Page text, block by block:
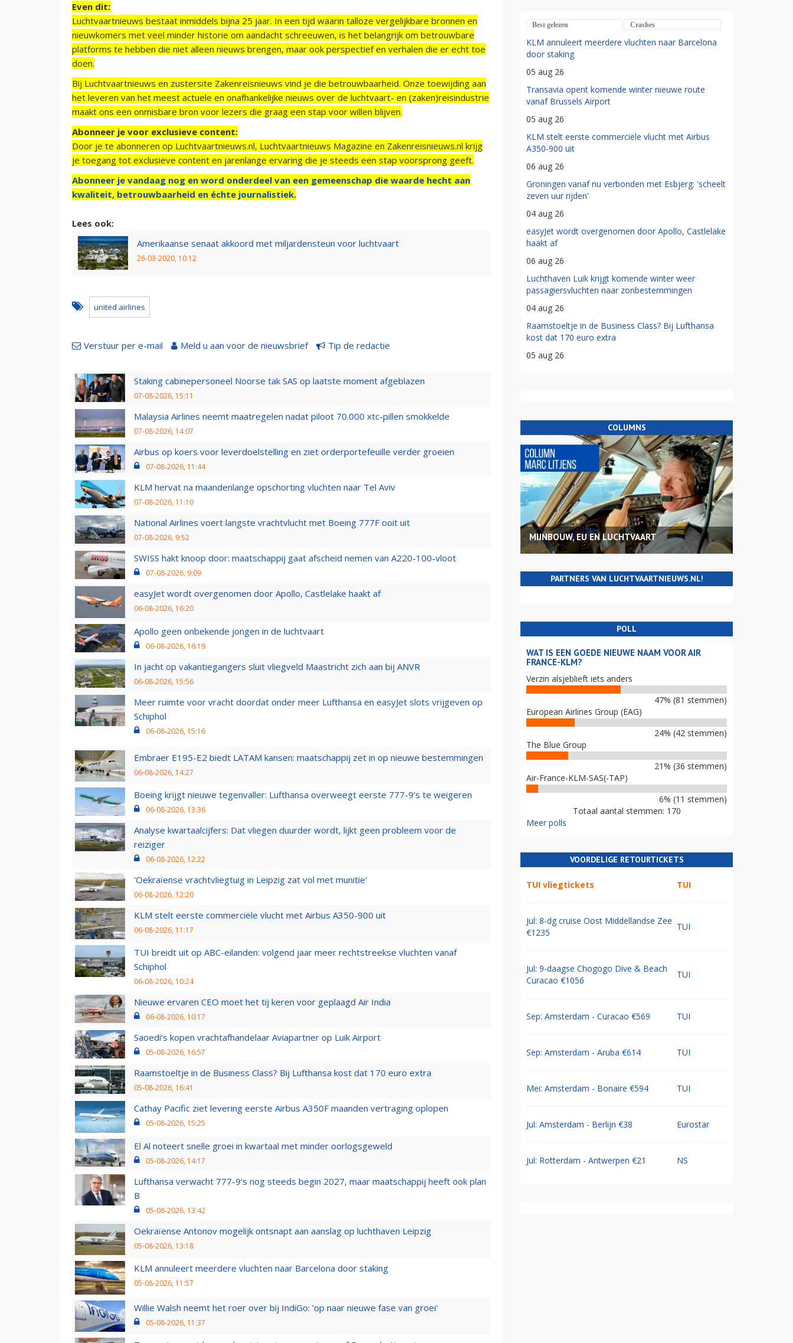
Even dit:
Luchtvaartnieuws bestaat inmiddels bijna 25 jaar. In een tijd waarin talloze vergelijkbare bronnen en
nieuwkomers met veel minder historie om aandacht schreeuwen, is het belangrijk om betrouwbare
platforms te hebben die niet alleen nieuws brengen, maar ook perspectief en verhalen die er echt toe
doen.
Bij Luchtvaartnieuws en zustersite Zakenreisnieuws vind je die betrouwbaarheid. Onze toewijding aan
het leveren van het meest actuele en onafhankelijke nieuws over de luchtvaart- en (zaken)reisindustrie
maakt ons een onmisbare bron voor lezers die graag een stap voor willen blijven.
Abonneer je voor exclusieve content:
Door je te abonneren op Luchtvaartnieuws.nl, Luchtvaartnieuws Magazine en Zakenreisnieuws.nl krijg
je toegang tot exclusieve content en jarenlange ervaring die je steeds een stap voorsprong geeft.
Abonneer je vandaag nog en word onderdeel van een gemeenschap die waarde hecht aan
kwaliteit, betrouwbaarheid en échte journalistiek.
Lees ook:
Amerikaanse senaat akkoord met miljardensteun voor luchtvaart
26-03-2020, 10:12
united airlines
Verstuur per e-mail Meld u aan voor de nieuwsbrief Tip de redactie
Staking cabinepersoneel Noorse tak SAS op laatste moment afgeblazen
07-08-2026, 15:11
Malaysia Airlines neemt maatregelen nadat piloot 70.000 xtc-pillen smokkelde
07-08-2026, 14:07
Airbus op koers voor leverdoelstelling en ziet orderportefeuille verder groeien
07-08-2026, 11:44
KLM hervat na maandenlange opschorting vluchten naar Tel Aviv
07-08-2026, 11:10
National Airlines voert langste vrachtvlucht met Boeing 777F ooit uit
07-08-2026, 9:52
SWISS hakt knoop door: maatschappij gaat afscheid nemen van A220-100-vloot
07-08-2026, 9:09
easyJet wordt overgenomen door Apollo, Castlelake haakt af
06-08-2026, 16:20
Apollo geen onbekende jongen in de luchtvaart
06-08-2026, 16:19
In jacht op vakantiegangers sluit vliegveld Maastricht zich aan bij ANVR
06-08-2026, 15:56
Meer ruimte voor vracht doordat onder meer Lufthansa en easyJet slots vrijgeven op
Schiphol
06-08-2026, 15:16
Embraer E195-E2 biedt LATAM kansen: maatschappij zet in op nieuwe bestemmingen
06-08-2026, 14:27
Boeing krijgt nieuwe tegenvaller: Lufthansa overweegt eerste 777-9’s te weigeren
06-08-2026, 13:36
Analyse kwartaalcijfers: Dat vliegen duurder wordt, lijkt geen probleem voor de
reiziger
06-08-2026, 12:22
'Oekraïense vrachtvliegtuig in Leipzig zat vol met munitie'
06-08-2026, 12:20
KLM stelt eerste commerciële vlucht met Airbus A350-900 uit
06-08-2026, 11:17
TUI breidt uit op ABC-eilanden: volgend jaar meer rechtstreekse vluchten vanaf
Schiphol
06-08-2026, 10:24
Nieuwe ervaren CEO moet het tij keren voor geplaagd Air India
06-08-2026, 10:17
Saoedi’s kopen vrachtafhandelaar Aviapartner op Luik Airport
05-08-2026, 16:57
Raamstoeltje in de Business Class? Bij Lufthansa kost dat 170 euro extra
05-08-2026, 16:41
Cathay Pacific ziet levering eerste Airbus A350F maanden vertraging oplopen
05-08-2026, 15:25
El Al noteert snelle groei in kwartaal met minder oorlogsgeweld
05-08-2026, 14:17
Lufthansa verwacht 777-9’s nog steeds begin 2027, maar maatschappij heeft ook plan
B
05-08-2026, 13:42
Oekraïense Antonov mogelijk ontsnapt aan aanslag op luchthaven Leipzig
05-08-2026, 13:18
KLM annuleert meerdere vluchten naar Barcelona door staking
05-08-2026, 11:57
Willie Walsh neemt het roer over bij IndiGo: 'op naar nieuwe fase van groei'
05-08-2026, 11:37
Best gelezen Crashes
KLM annuleert meerdere vluchten naar Barcelona
door staking
05 aug 26
Transavia opent komende winter nieuwe route
vanaf Brussels Airport
05 aug 26
KLM stelt eerste commerciële vlucht met Airbus
A350-900 uit
06 aug 26
Groningen vanaf nu verbonden met Esbjerg: 'scheelt
zeven uur rijden'
04 aug 26
easyJet wordt overgenomen door Apollo, Castlelake
haakt af
06 aug 26
Luchthaven Luik krijgt komende winter weer
passagiersvluchten naar zonbestemmingen
04 aug 26
Raamstoeltje in de Business Class? Bij Lufthansa
kost dat 170 euro extra
05 aug 26
COLUMNS
MIJNBOUW, EU EN LUCHTVAART
PARTNERS VAN LUCHTVAARTNIEUWS.NL!
POLL
WAT IS EEN GOEDE NIEUWE NAAM VOOR AIR
FRANCE-KLM?
Verzin alsjeblieft iets anders
47% (81 stemmen)
European Airlines Group (EAG)
24% (42 stemmen)
The Blue Group
21% (36 stemmen)
Air-France-KLM-SAS(-TAP)
6% (11 stemmen)
Totaal aantal stemmen: 170
Meer polls
VOORDELIGE RETOURTICKETS
TUI vliegtickets TUI
Jul: 8-dg cruise Oost Middellandse Zee
€1235
TUI
Jul: 9-daagse Chogogo Dive & Beach
Curacao €1056
TUI
Sep: Amsterdam - Curacao €569 TUI
Sep: Amsterdam - Aruba €614 TUI
Mei: Amsterdam - Bonaire €594 TUI
Jul: Amsterdam - Berlijn €38 Eurostar
Jul: Rotterdam - Antwerpen €21 NS